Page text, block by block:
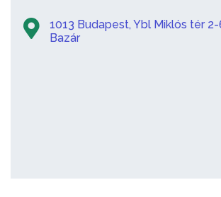
1013 Budapest, Ybl Miklós tér 2-
Bazár